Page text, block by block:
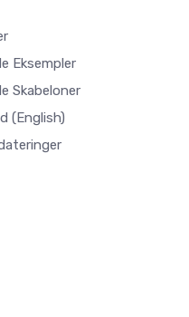
Eksempler
Skabeloner
(English)